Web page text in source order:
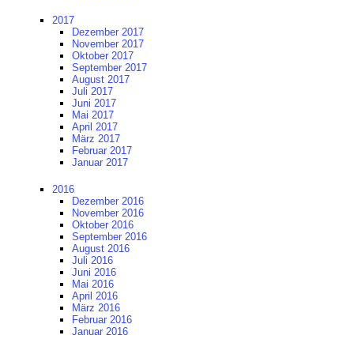
2017
Dezember 2017
November 2017
Oktober 2017
September 2017
August 2017
Juli 2017
Juni 2017
Mai 2017
April 2017
März 2017
Februar 2017
Januar 2017
2016
Dezember 2016
November 2016
Oktober 2016
September 2016
August 2016
Juli 2016
Juni 2016
Mai 2016
April 2016
März 2016
Februar 2016
Januar 2016